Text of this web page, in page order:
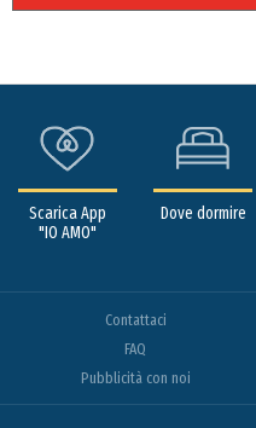
Scarica App
"IO AMO"
Dove dormire
Contattaci
FAQ
Pubblicità con noi